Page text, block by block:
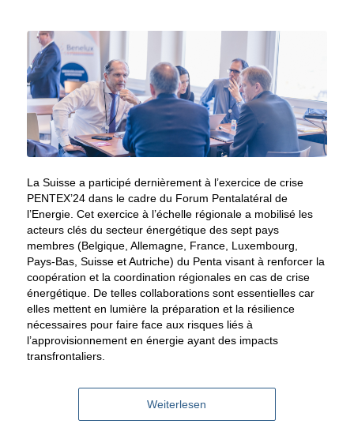
La Suisse a participé dernièrement à l’exercice de crise
PENTEX’24 dans le cadre du Forum Pentalatéral de
l’Energie. Cet exercice à l’échelle régionale a mobilisé les
acteurs clés du secteur énergétique des sept pays
membres (Belgique, Allemagne, France, Luxembourg,
Pays-Bas, Suisse et Autriche) du Penta visant à renforcer la
coopération et la coordination régionales en cas de crise
énergétique. De telles collaborations sont essentielles car
elles mettent en lumière la préparation et la résilience
nécessaires pour faire face aux risques liés à
l’approvisionnement en énergie ayant des impacts
transfrontaliers.
Weiterlesen